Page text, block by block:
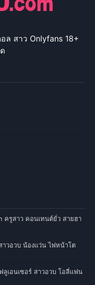
ล สาว Onlyfans 18+
ครูสาว คอนเทนต์ยั่ว สายฮา
วอวบ น้องแว่น ไฟหน้าโต
ลูเอนเซอร์ สาวอวบ โอลี่แฟน